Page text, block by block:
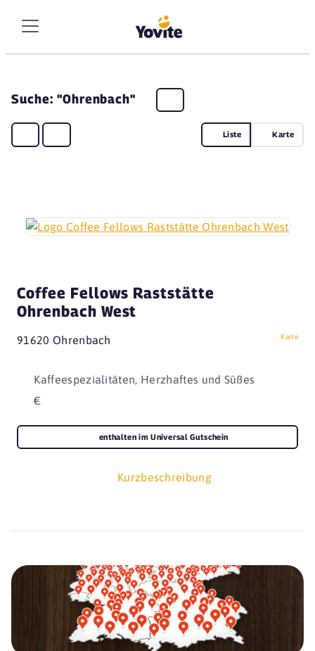
Suche: "Ohrenbach"
Liste Karte
Coffee Fellows Raststätte
Ohrenbach West
91620 Ohrenbach Karte
Kaffeespezialitäten, Herzhaftes und Süßes
€
Kurzbeschreibung
enthalten im Universal Gutschein